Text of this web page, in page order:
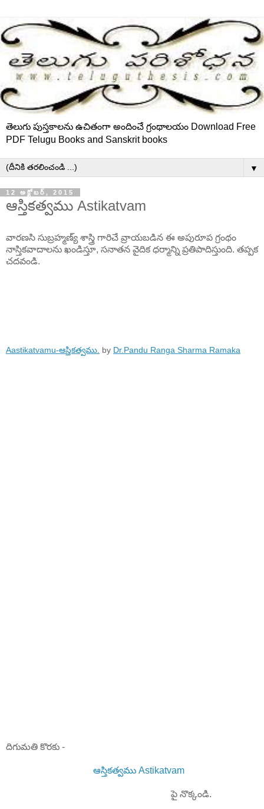
తెలుగు పుస్తకాలను ఉచితంగా అందించే గ్రంథాలయం Download Free
PDF Telugu Books and Sanskrit books
▼
12 అక్టోబర్, 2015
ఆస్తికత్వము Astikatvam
వారణసి సుబ్రహ్మణ్య్ శాస్త్రి గారిచే వ్రాయబడిన ఈ అపురూప గ్రంథం
నాస్తికవాదాలను ఖండిస్తూ, సనాతన వైదిక ధర్మాన్ని ప్రతిపాదిస్తుంది. తప్పక
చదవండి.
Aastikatvamu-ఆస్తికత్వము. by Dr.Pandu Ranga Sharma Ramaka
దిగుమతి కొరకు -
ఆస్తికత్వము Astikatvam
పై నొక్కండి.